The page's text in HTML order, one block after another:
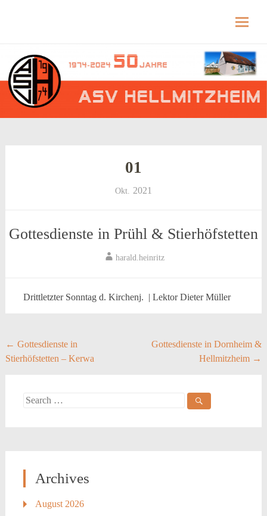
Hellmitzheim.de – fränkisches Dorf am Rande
to
content
01
Okt. 2021
Gottesdienste in Prühl & Stierhöfstetten
harald.heinritz
Drittletzter Sonntag d. Kirchenj. | Lektor Dieter Müller
Post
navigation
← Gottesdienste in
Stierhöfstetten – Kerwa
Gottesdienste in Dornheim &
Hellmitzheim →
Search
Archives
August 2026